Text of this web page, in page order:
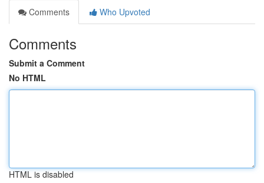
Comments
Who Upvoted
Comments
Submit a Comment
No HTML
HTML is disabled